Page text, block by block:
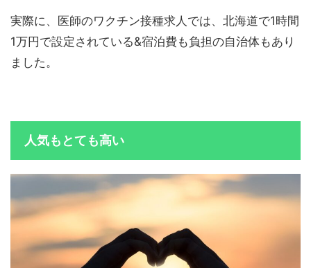
実際に、医師のワクチン接種求人では、北海道で1時間
1万円で設定されている&宿泊費も負担の自治体もあり
ました。
人気もとても高い